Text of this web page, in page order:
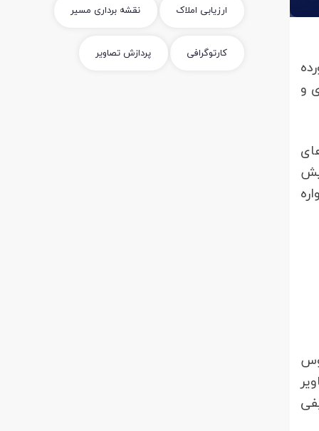
و
ارزیابی املاک نقشه برداری مسیر
کارتوگرافی پردازش تصاویر